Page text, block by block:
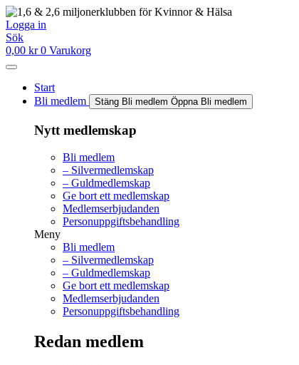
Hoppa
till
innehåll
Logga in
Sök
0,00 kr 0 Varukorg
Start
Bli medlem
Stäng Bli medlem Öppna Bli medlem
Nytt medlemskap
Bli medlem
– Silvermedlemskap
– Guldmedlemskap
Ge bort ett medlemskap
Medlemserbjudanden
Personuppgiftsbehandling
Meny
Bli medlem
– Silvermedlemskap
– Guldmedlemskap
Ge bort ett medlemskap
Medlemserbjudanden
Personuppgiftsbehandling
Redan medlem